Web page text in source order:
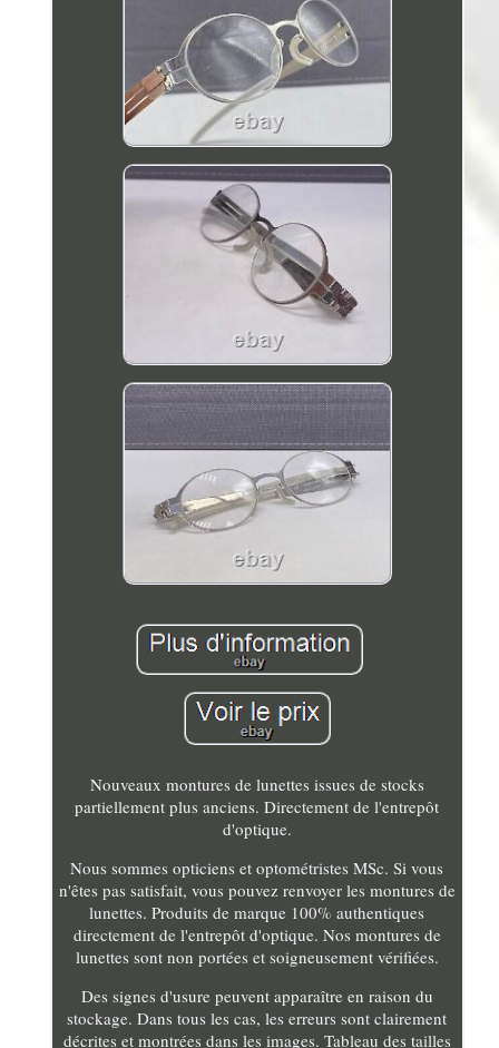
Nouveaux montures de lunettes issues de stocks
partiellement plus anciens. Directement de l'entrepôt
d'optique.
Nous sommes opticiens et optométristes MSc. Si vous
n'êtes pas satisfait, vous pouvez renvoyer les montures de
lunettes. Produits de marque 100% authentiques
directement de l'entrepôt d'optique. Nos montures de
lunettes sont non portées et soigneusement vérifiées.
Des signes d'usure peuvent apparaître en raison du
stockage. Dans tous les cas, les erreurs sont clairement
décrites et montrées dans les images. Tableau des tailles